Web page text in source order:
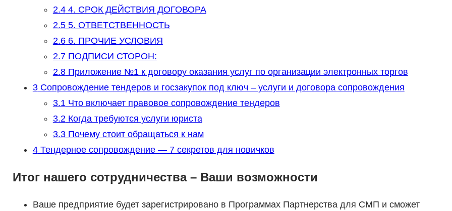
2.44. СРОК ДЕЙСТВИЯ ДОГОВОРА
2.55. ОТВЕТСТВЕННОСТЬ
2.66. ПРОЧИЕ УСЛОВИЯ
2.7ПОДПИСИ СТОРОН:
2.8Приложение №1 к договору оказания услуг по организации электронных торгов
3Сопровождение тендеров и госзакупок под ключ – услуги и договора сопровождения
3.1Что включает правовое сопровождение тендеров
3.2Когда требуются услуги юриста
3.3Почему стоит обращаться к нам
4Тендерное сопровождение — 7 секретов для новичков
Итог нашего сотрудничества – Ваши возможности
Ваше предприятие будет зарегистрировано в Программах Партнерства для СМП и сможет